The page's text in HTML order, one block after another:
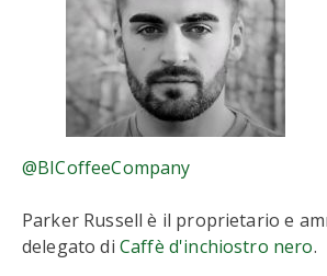
@BICoffeeCompany
Parker Russell è il proprietario e
delegato di Caffè d'inchiostro nero.